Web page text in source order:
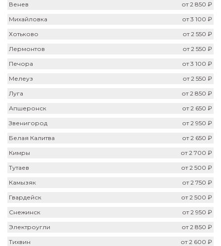
Венев
от 2 850 ₽
Михайловка
от 3 100 ₽
Хотьково
от 2 550 ₽
Лермонтов
от 2 550 ₽
Печора
от 3 100 ₽
Мелеуз
от 2 550 ₽
Луга
от 2 850 ₽
Апшеронск
от 2 650 ₽
Звенигород
от 2 950 ₽
Белая Калитва
от 2 650 ₽
Кимры
от 2 700 ₽
Тутаев
от 2 500 ₽
Камызяк
от 2 750 ₽
Гвардейск
от 2 500 ₽
Снежинск
от 2 950 ₽
Электроугли
от 2 850 ₽
Тихвин
от 2 600 ₽